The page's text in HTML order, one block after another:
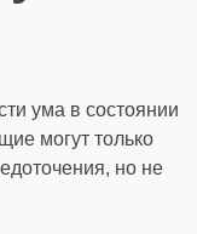
ума в состоянии
могут только
но не